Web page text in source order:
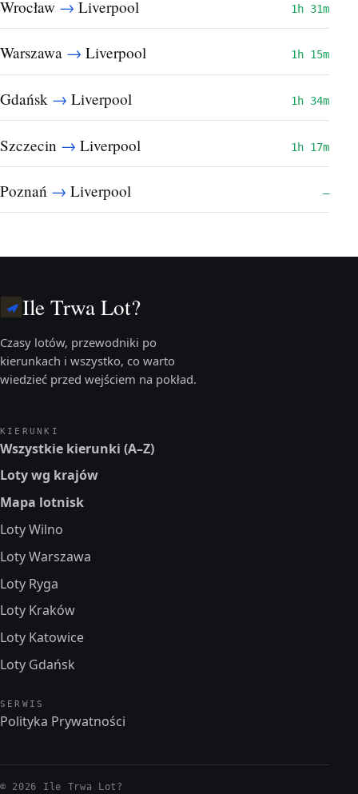
Wrocław → Liverpool 1h 31m
Warszawa → Liverpool 1h 15m
Gdańsk → Liverpool 1h 34m
Szczecin → Liverpool 1h 17m
Poznań → Liverpool —
Ile Trwa Lot?
Czasy lotów, przewodniki po
kierunkach i wszystko, co warto
wiedzieć przed wejściem na pokład.
KIERUNKI
Wszystkie kierunki (A–Z)
Loty wg krajów
Mapa lotnisk
Loty Wilno
Loty Warszawa
Loty Ryga
Loty Kraków
Loty Katowice
Loty Gdańsk
SERWIS
Polityka Prywatności
© 2026 Ile Trwa Lot?